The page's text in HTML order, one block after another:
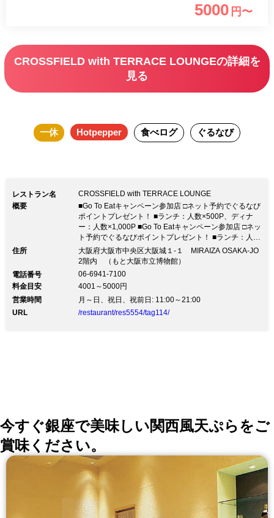
お料理6品とフリードリンクを楽しむ秋
だわりの食材を使用したお料理で、実り
の秋を感じるお食事をお楽しみくださ
5000 円〜
CROSSFIELD with TERRACE LOUNGEの詳細を
見る
一休 Hotpepper 食べログ ぐるなび
レストラン名
CROSSFIELD with TERRACE LOUNGE
概要
■Go To Eatキャンペーン参加店 □ネット予約でぐるなび
ポイントプレゼント！ ■ランチ：人数×500P、ディナ
ー：人数×1,000P ■Go To Eatキャンペーン参加店 □ネッ
ト予約でぐるなびポイントプレゼント！ ■ランチ：人数
×500P、ディナー：人数×1,000P【大阪城天守閣の目の
前】 ◆洗練されたモダンイタリアン料理を関西の銘酒
ある、歴史と現代が融合する空間 大阪城天守閣の目の
前 歴史的建造物をリノベーションし、歴史と現代がク
ロスする、タイムトリップレストラン クラシカルで重
厚な趣の建物の内部に足を踏み入れると、歴史と現代、
住所
大阪府大阪市中央区大阪城１-１ MIRAIZA OSAKA-JO
2階内 （もと大阪市立博物館）
電話番号
06-6941-7100
料金目安
4001～5000円
営業時間
月～日、祝日、祝前日: 11:00～21:00
URL
/restaurant/res5554/tag114/
今すぐ銀座で美味しい関西風天ぷらをご
賞味ください。